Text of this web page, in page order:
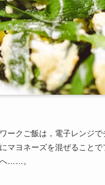
ークご飯は，電子レンジ
マヨネーズを混ぜること
……。